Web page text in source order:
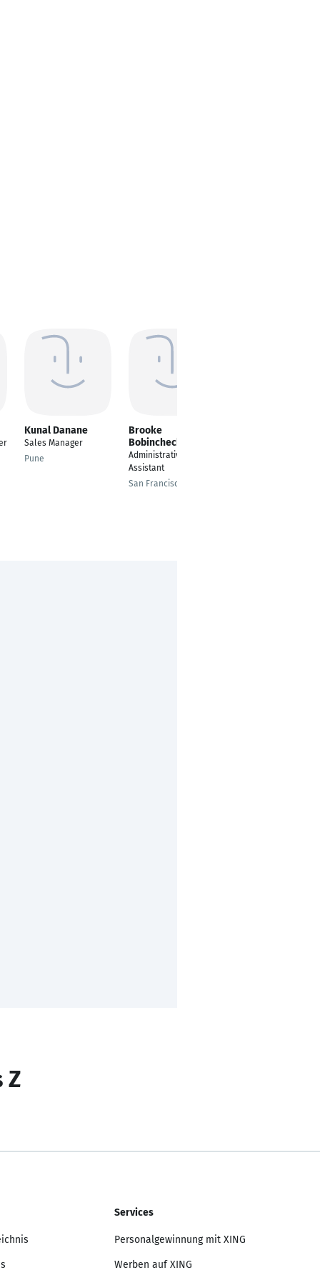
Kunal Danane
Sales Manager
Pune
Brooke
Bobincheck
Administrative
Assistant
San Francisco
Z
Services
Personalgewinnung mit XING
Werben auf XING